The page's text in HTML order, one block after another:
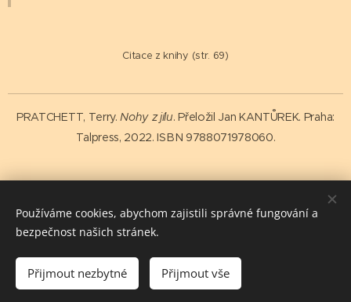
Citace z knihy (str. 69)
PRATCHETT, Terry.Nohy z jílu. Přeložil Jan KANTŮREK. Praha:
Talpress, 2022. ISBN 9788071978060.
Používáme cookies, abychom zajistili správné fungování a
bezpečnost našich stránek.
Přijmout nezbytné Přijmout vše